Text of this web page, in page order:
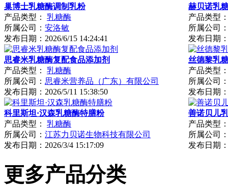
巢博士乳糖酶调制乳粉
产品类型：
乳糖酶
所属公司： 安洛敏
发布日期： 2026/6/15 14:24:41
赫贝诺乳
产品类型
所属公司
发布日期
思睿米乳糖酶复配食品添加剂
产品类型：
乳糖酶
所属公司： 思睿米营养品（广东）有限公司
发布日期： 2026/5/11 15:38:50
丝德黎乳
产品类型
所属公司
发布日期
科里斯坦·汉森乳糖酶特膳粉
产品类型：
乳糖酶
所属公司： 江苏力贝诺生物科技有限公司
发布日期： 2026/3/4 15:17:09
善诺贝儿
产品类型
所属公司
发布日期
更多产品分类